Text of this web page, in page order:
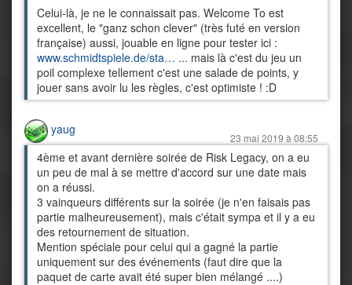
Celui-là, je ne le connaissait pas. Welcome To est
excellent, le "ganz schon clever" (très futé en version
française) aussi, jouable en ligne pour tester ici :
www.schmidtspiele.de/sta… ... mais là c'est du jeu un
poil complexe tellement c'est une salade de points, y
jouer sans avoir lu les règles, c'est optimiste ! :D
yaug
23 mai 2019 à 08:55
4ème et avant dernière soirée de Risk Legacy, on a eu
un peu de mal à se mettre d'accord sur une date mais
on a réussi.
3 vainqueurs différents sur la soirée (je n'en faisais pas
partie malheureusement), mais c'était sympa et il y a eu
des retournement de situation.
Mention spéciale pour celui qui a gagné la partie
uniquement sur des événements (faut dire que la
paquet de carte avait été super bien mélangé ....)